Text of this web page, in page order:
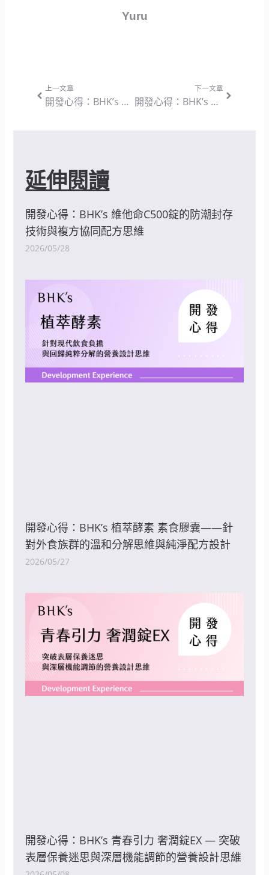
Yuru
上一文章
開發心得：BHK’s 維他命B12錠 — 專注活性轉換與純粹補給的營養設計思維
下一文章
開發心得：BHK’s 專利輔酶Q10 軟膠囊 — 脂溶性營養素的吸收優化與協同配方設計思維
延伸閱讀
開發心得：BHK’s 維他命C500錠的防潮封存
技術與複方協同配方思維
2026/05/28
開發心得：BHK’s 植萃酵素 素食膠囊——針
對外食族群的溫和分解思維與純淨配方設計
2026/05/27
開發心得：BHK’s 青春引力 奢潤錠EX — 突破
表層保養迷思與深層機能調節的營養設計思維